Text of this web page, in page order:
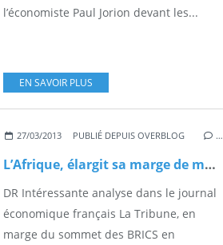
l’économiste Paul Jorion devant les...
EN SAVOIR PLUS
27/03/2013 PUBLIÉ DEPUIS OVERBLOG …
L’Afrique, élargit sa marge de manœuvre, entre Les BRICS et les Occidentaux
DR Intéressante analyse dans le journal
économique français La Tribune, en
marge du sommet des BRICS en